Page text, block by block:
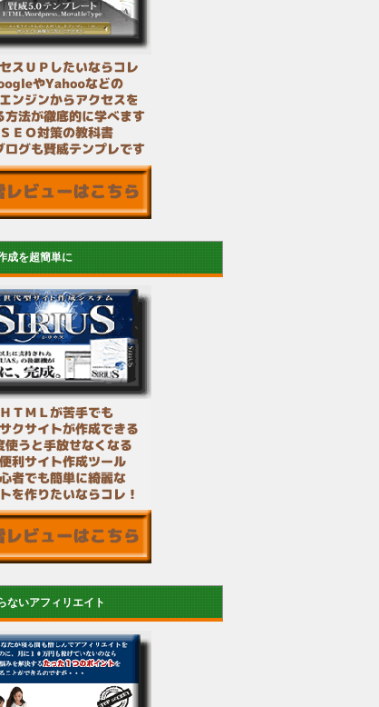
成を超簡単に
ないアフィリエイト